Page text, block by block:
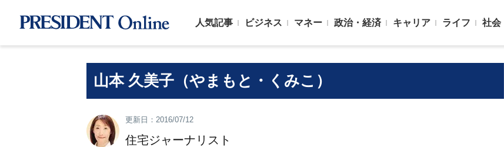
人気記事 ビジネス マネー 政治・経済 キャリア ライフ 社会
山本 久美子（やまもと・くみこ）
更新日：2016/07/12
住宅ジャーナリスト